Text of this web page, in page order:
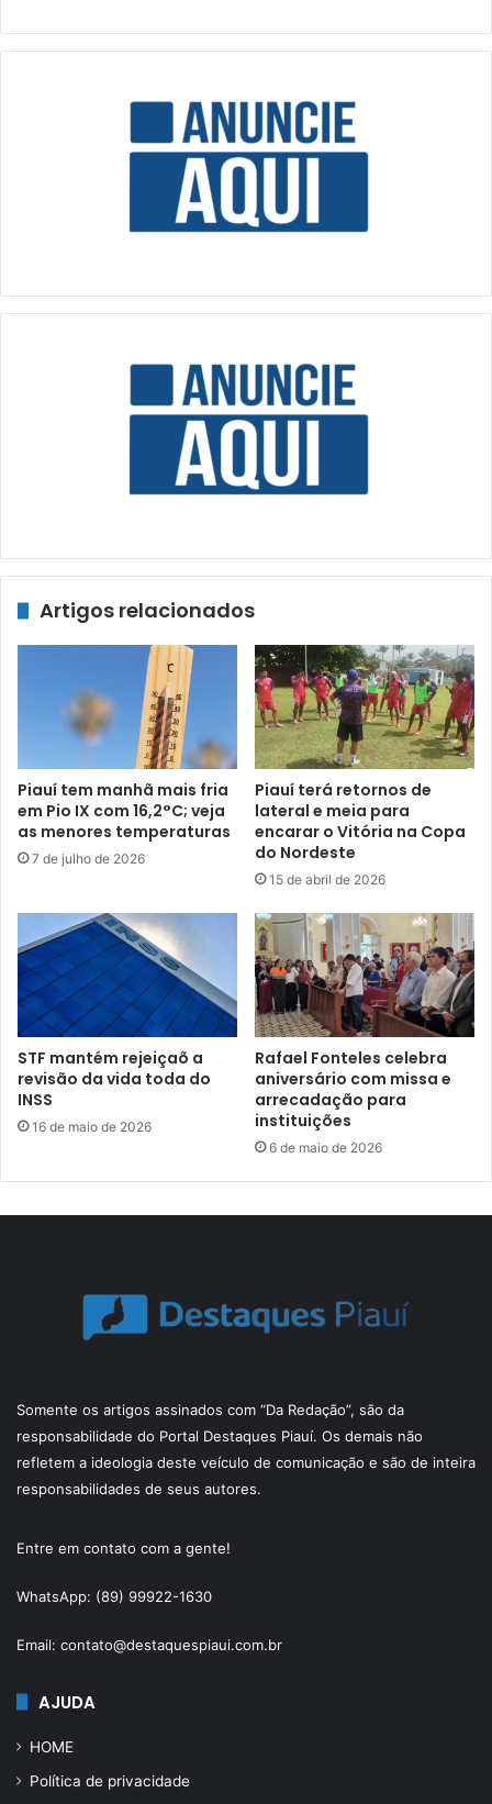
Artigos relacionados
Piauí tem manhã mais fria
em Pio IX com 16,2°C; veja
as menores temperaturas
7 de julho de 2026
Piauí terá retornos de
lateral e meia para
encarar o Vitória na Copa
do Nordeste
15 de abril de 2026
STF mantém rejeiçaõ a
revisão da vida toda do
INSS
16 de maio de 2026
Rafael Fonteles celebra
aniversário com missa e
arrecadação para
instituições
6 de maio de 2026
Somente os artigos assinados com “Da Redação”, são da
responsabilidade do Portal Destaques Piauí. Os demais não
refletem a ideologia deste veículo de comunicação e são de inteira
responsabilidades de seus autores.
Entre em contato com a gente!
WhatsApp: (89) 99922-1630
Email: contato@destaquespiaui.com.br
AJUDA
HOME
Política de privacidade